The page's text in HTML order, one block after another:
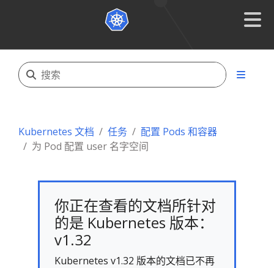
Kubernetes 文档 任务
配置 Pods 和容器
为 Pod 配置 user 名字空间
你正在查看的文档所针对
的是 Kubernetes 版本：
v1.32
Kubernetes v1.32 版本的文档已不再